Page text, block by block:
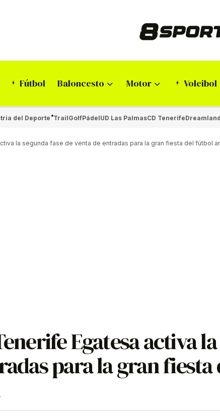
Fútbol Baloncesto Motor Voleibol
del Deporte TrailGolfPádelUD Las PalmasCD Tenerife
la segunda fase de venta de entradas para la gran fiesta del fútbol
Egatesa activa
para la gran